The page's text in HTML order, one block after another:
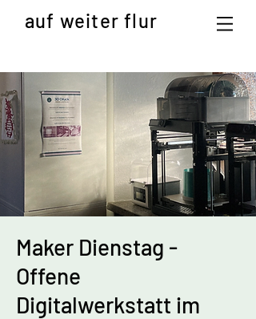
auf weiter flur
Maker Dienstag -
Offene
Digitalwerkstatt im